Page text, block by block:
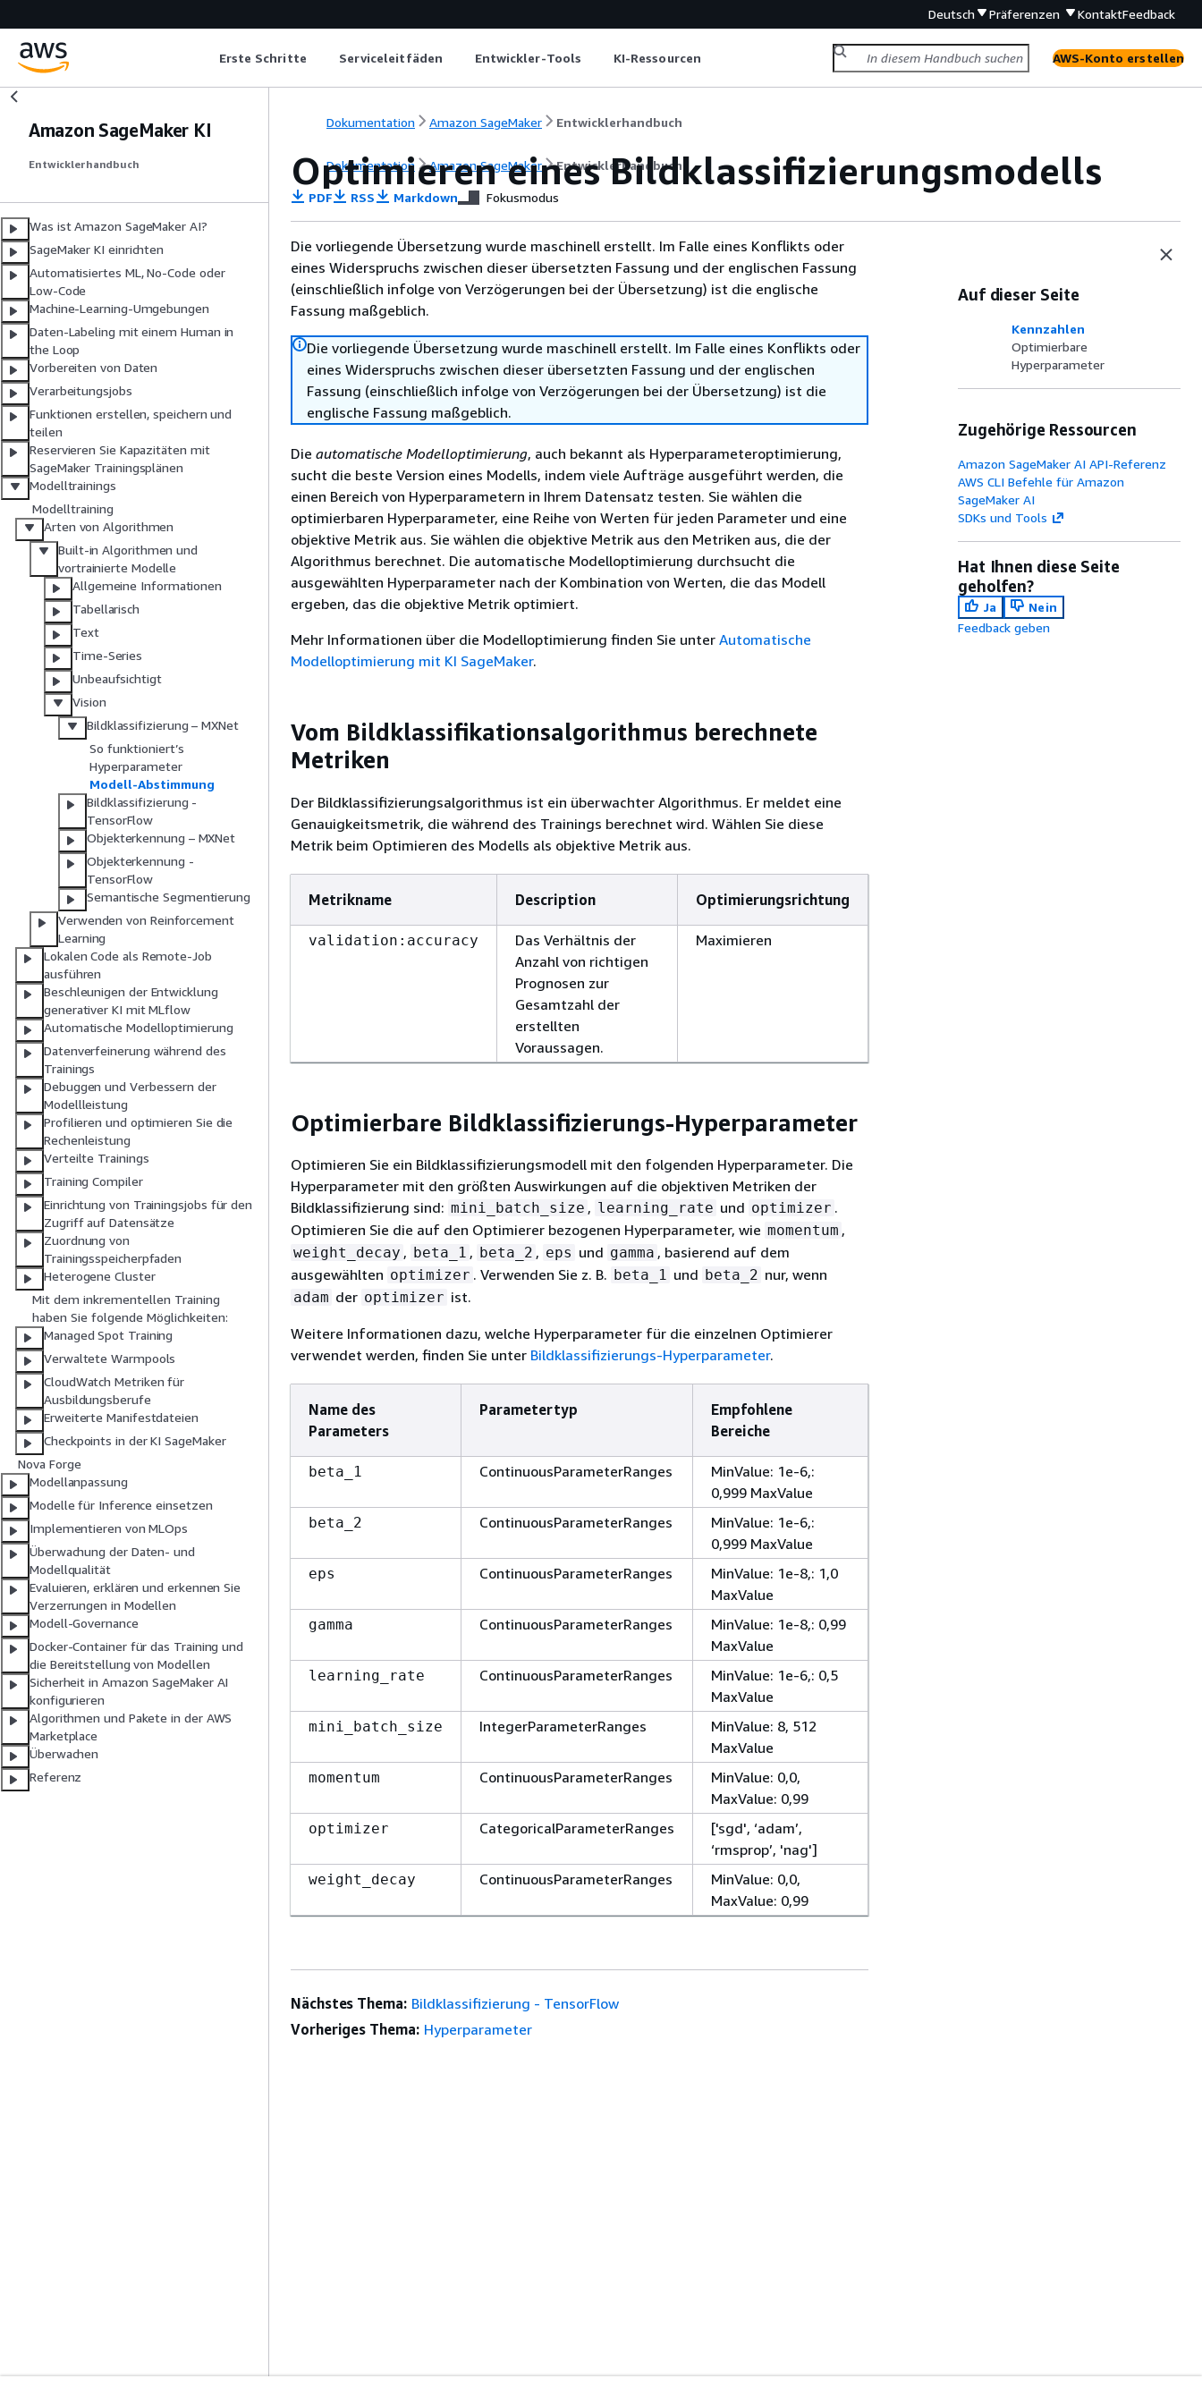
Deutsch Präferenzen KontaktFeedback
Erste Schritte Serviceleitfäden Entwickler-Tools KI-Ressourcen AWS-Konto erstellen
Amazon SageMaker KI
Entwicklerhandbuch
Was ist Amazon SageMaker AI?
SageMaker KI einrichten
Automatisiertes ML, No-Code oder
Low-Code
Machine-Learning-Umgebungen
Daten-Labeling mit einem Human in
the Loop
Vorbereiten von Daten
Verarbeitungsjobs
Funktionen erstellen, speichern und
teilen
Reservieren Sie Kapazitäten mit
SageMaker Trainingsplänen
Modelltrainings
Modelltraining
Arten von Algorithmen
Built-in Algorithmen und
vortrainierte Modelle
Allgemeine Informationen
Tabellarisch
Text
Time-Series
Unbeaufsichtigt
Vision
Bildklassifizierung – MXNet
So funktioniert’s
Hyperparameter
Modell-Abstimmung
Bildklassifizierung -
TensorFlow
Objekterkennung – MXNet
Objekterkennung -
TensorFlow
Semantische Segmentierung
Verwenden von Reinforcement
Learning
Lokalen Code als Remote-Job
ausführen
Beschleunigen der Entwicklung
generativer KI mit MLflow
Automatische Modelloptimierung
Datenverfeinerung während des
Trainings
Debuggen und Verbessern der
Modellleistung
Profilieren und optimieren Sie die
Rechenleistung
Verteilte Trainings
Training Compiler
Einrichtung von Trainingsjobs für den
Zugriff auf Datensätze
Zuordnung von
Trainingsspeicherpfaden
Heterogene Cluster
Mit dem inkrementellen Training
haben Sie folgende Möglichkeiten:
Managed Spot Training
Verwaltete Warmpools
CloudWatch Metriken für
Ausbildungsberufe
Erweiterte Manifestdateien
Checkpoints in der KI SageMaker
Nova Forge
Modellanpassung
Modelle für Inference einsetzen
Implementieren von MLOps
Überwachung der Daten- und
Modellqualität
Evaluieren, erklären und erkennen Sie
Verzerrungen in Modellen
Modell-Governance
Docker-Container für das Training und
die Bereitstellung von Modellen
Sicherheit in Amazon SageMaker AI
konfigurieren
Algorithmen und Pakete in der AWS
Marketplace
Überwachen
Referenz
Dokumentation Amazon SageMaker Entwicklerhandbuch
Dokumentation Amazon SageMaker Entwicklerhandbuch
Optimieren eines Bildklassifizierungsmodells
PDF RSS Markdown Fokusmodus
Die vorliegende Übersetzung wurde maschinell erstellt. Im Falle eines Konflikts oder
eines Widerspruchs zwischen dieser übersetzten Fassung und der englischen Fassung
(einschließlich infolge von Verzögerungen bei der Übersetzung) ist die englische
Fassung maßgeblich.
Die vorliegende Übersetzung wurde maschinell erstellt. Im Falle eines Konflikts oder
eines Widerspruchs zwischen dieser übersetzten Fassung und der englischen
Fassung (einschließlich infolge von Verzögerungen bei der Übersetzung) ist die
englische Fassung maßgeblich.
Die automatische Modelloptimierung, auch bekannt als Hyperparameteroptimierung,
sucht die beste Version eines Modells, indem viele Aufträge ausgeführt werden, die
einen Bereich von Hyperparametern in Ihrem Datensatz testen. Sie wählen die
optimierbaren Hyperparameter, eine Reihe von Werten für jeden Parameter und eine
objektive Metrik aus. Sie wählen die objektive Metrik aus den Metriken aus, die der
Algorithmus berechnet. Die automatische Modelloptimierung durchsucht die
ausgewählten Hyperparameter nach der Kombination von Werten, die das Modell
ergeben, das die objektive Metrik optimiert.
Mehr Informationen über die Modelloptimierung finden Sie unter Automatische
Modelloptimierung mit KI SageMaker.
Vom Bildklassifikationsalgorithmus berechnete
Metriken
Der Bildklassifizierungsalgorithmus ist ein überwachter Algorithmus. Er meldet eine
Genauigkeitsmetrik, die während des Trainings berechnet wird. Wählen Sie diese
Metrik beim Optimieren des Modells als objektive Metrik aus.
Metrikname Description Optimierungsrichtung
validation:accuracy
Das Verhältnis der
Anzahl von richtigen
Prognosen zur
Gesamtzahl der
erstellten
Voraussagen.
Maximieren
Optimierbare Bildklassifizierungs-Hyperparameter
Optimieren Sie ein Bildklassifizierungsmodell mit den folgenden Hyperparameter. Die
Hyperparameter mit den größten Auswirkungen auf die objektiven Metriken der
Bildklassifizierung sind: mini_batch_size , learning_rate und optimizer .
Optimieren Sie die auf den Optimierer bezogenen Hyperparameter, wie momentum ,
weight_decay , beta_1 , beta_2 , eps und gamma , basierend auf dem
ausgewählten optimizer . Verwenden Sie z. B. beta_1 und beta_2 nur, wenn
adam der optimizer ist.
Weitere Informationen dazu, welche Hyperparameter für die einzelnen Optimierer
verwendet werden, finden Sie unter Bildklassifizierungs-Hyperparameter.
Name des
Parameters
Parametertyp
Empfohlene
Bereiche
beta_1 ContinuousParameterRanges
MinValue: 1e-6,:
0,999 MaxValue
beta_2 ContinuousParameterRanges
MinValue: 1e-6,:
0,999 MaxValue
eps ContinuousParameterRanges
MinValue: 1e-8,: 1,0
MaxValue
gamma ContinuousParameterRanges
MinValue: 1e-8,: 0,99
MaxValue
learning_rate ContinuousParameterRanges
MinValue: 1e-6,: 0,5
MaxValue
mini_batch_size IntegerParameterRanges
MinValue: 8, 512
MaxValue
momentum ContinuousParameterRanges
MinValue: 0,0,
MaxValue: 0,99
optimizer CategoricalParameterRanges
['sgd', ‘adam’,
‘rmsprop’, 'nag']
weight_decay ContinuousParameterRanges
MinValue: 0,0,
MaxValue: 0,99
Auf dieser Seite
Kennzahlen
Optimierbare
Hyperparameter
Zugehörige Ressourcen
Amazon SageMaker AI API-Referenz
AWS CLI Befehle für Amazon
SageMaker AI
SDKs und Tools
Hat Ihnen diese Seite
geholfen?
Ja
Nein
Feedback geben
Nächstes Thema: Bildklassifizierung - TensorFlow
Vorheriges Thema: Hyperparameter